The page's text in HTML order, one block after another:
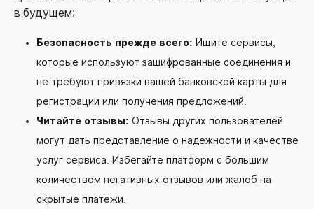
в будущем:
Безопасность прежде всего: Ищите сервисы,
которые используют зашифрованные соединения и
не требуют привязки вашей банковской карты для
регистрации или получения предложений.
Читайте отзывы: Отзывы других пользователей
могут дать представление о надежности и качестве
услуг сервиса. Избегайте платформ с большим
количеством негативных отзывов или жалоб на
скрытые платежи.